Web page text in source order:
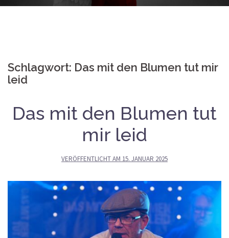
Schlagwort: Das mit den Blumen tut mir
leid
Das mit den Blumen tut
mir leid
VERÖFFENTLICHT AM 15. JANUAR 2025